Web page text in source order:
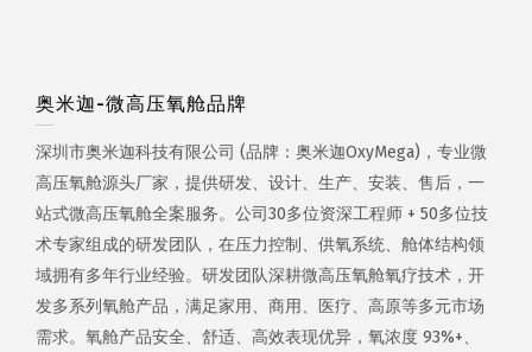
奥米迦-微高压氧舱品牌
深圳市奥米迦科技有限公司 (品牌：奥米迦OxyMega)，专业微
高压氧舱源头厂家，提供研发、设计、生产、安装、售后，一
站式微高压氧舱全案服务。公司30多位资深工程师 + 50多位技
术专家组成的研发团队，在压力控制、供氧系统、舱体结构领
域拥有多年行业经验。研发团队深耕微高压氧舱氧疗技术，开
发多系列氧舱产品，满足家用、商用、医疗、高原等多元市场
需求。氧舱产品安全、舒适、高效表现优异，氧浓度 93%+、